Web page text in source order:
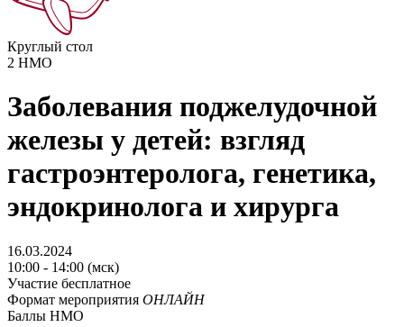
Круглый стол
2 НМО
Заболевания поджелудочной
железы у детей: взгляд
гастроэнтеролога, генетика,
эндокринолога и хирурга
16.03.2024
10:00 - 14:00 (мск)
Участие бесплатное
Формат мероприятия ОНЛАЙН
Баллы НМО